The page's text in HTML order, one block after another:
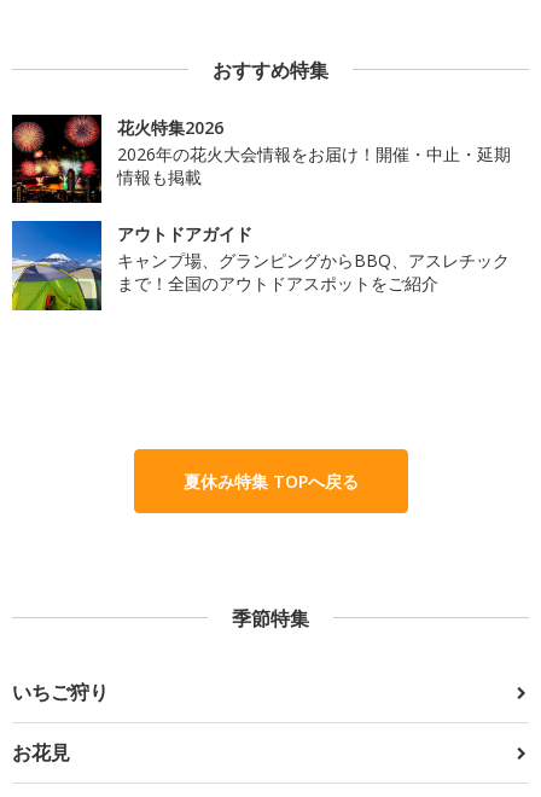
おすすめ特集
花火特集2026
2026年の花火大会情報をお届け！開催・中止・延期
情報も掲載
アウトドアガイド
キャンプ場、グランピングからBBQ、アスレチック
まで！全国のアウトドアスポットをご紹介
夏休み特集 TOPへ戻る
季節特集
いちご狩り
お花見